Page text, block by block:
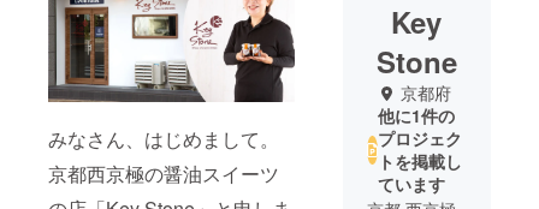
みなさん、はじめまして。
京都西京極の醤油スイーツ
Key
Stone
京都府
他に1件の
プロジェク
トを掲載し
ています